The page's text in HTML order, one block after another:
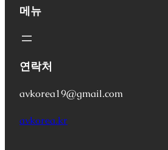
메뉴
연락처
avkorea19@gmail.com
avkorea.kr